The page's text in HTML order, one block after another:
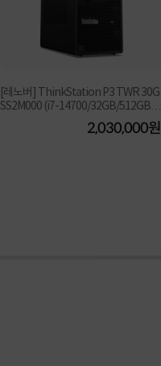
[레노버] ThinkStation P3 TWR 30G
SS2M000 (i7-14700/32GB/512GB/F
2,030,000원